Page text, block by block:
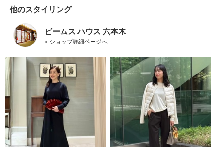
他のスタイリング
ビームス ハウス 六本木
» ショップ詳細ページへ